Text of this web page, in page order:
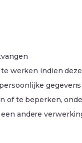
werken indien
of te beperken,
andere